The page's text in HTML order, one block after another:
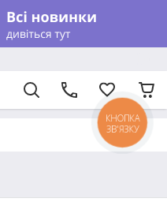
КНОПКА
ЗВ'ЯЗКУ